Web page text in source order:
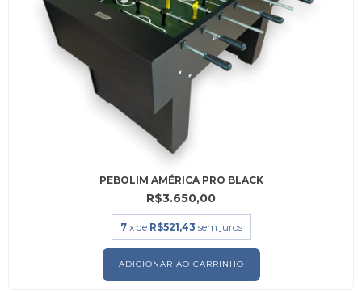
PEBOLIM AMÉRICA PRO BLACK
R$3.650,00
7 x de R$521,43 sem juros